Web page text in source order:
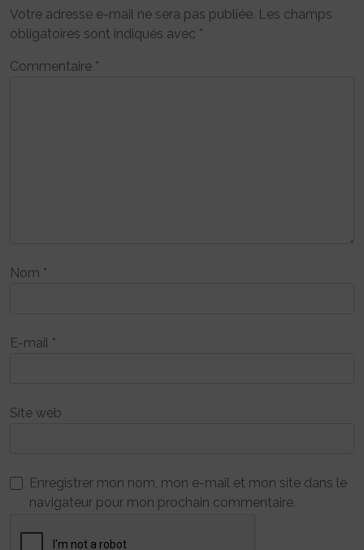
Votre adresse e-mail ne sera pas publiée. Les champs
obligatoires sont indiqués avec *
Commentaire *
Nom *
E-mail *
Site web
Enregistrer mon nom, mon e-mail et mon site dans le
navigateur pour mon prochain commentaire.